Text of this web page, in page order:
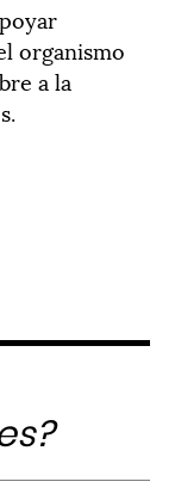
organismo
a la